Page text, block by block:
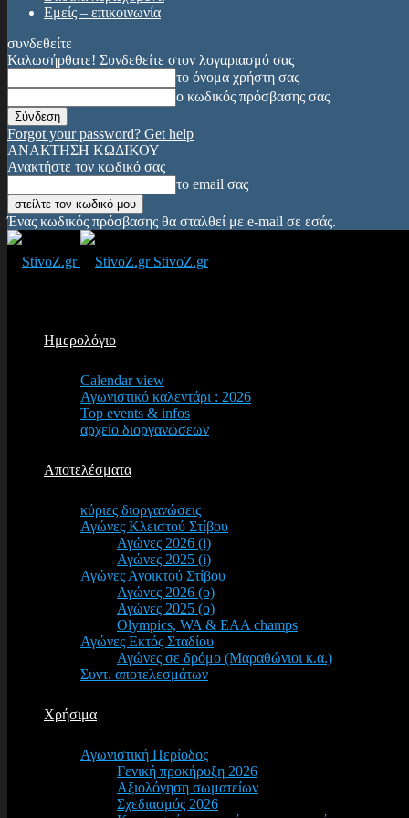
Εμείς – επικοινωνία
συνδεθείτε
Καλωσήρθατε! Συνδεθείτε στον λογαριασμό σας
το όνομα χρήστη σας
ο κωδικός πρόσβασης σας
Forgot your password? Get help
ΑΝΑΚΤΗΣΗ ΚΩΔΙΚΟΥ
Ανακτήστε τον κωδικό σας
το email σας
Ένας κωδικός πρόσβασης θα σταλθεί με e-mail σε εσάς.
StivoZ.gr
Ημερολόγιο
Calendar view
Αγωνιστικό καλεντάρι : 2026
Top events & infos
αρχείο διοργανώσεων
Αποτελέσματα
κύριες διοργανώσεις
Αγώνες Κλειστού Στίβου
Αγώνες 2026 (i)
Αγώνες 2025 (i)
Αγώνες Ανοικτού Στίβου
Αγώνες 2026 (o)
Αγώνες 2025 (o)
Olympics, WA & EAA champs
Αγώνες Εκτός Σταδίου
Αγώνες σε δρόμο (Μαραθώνιοι κ.α.)
Συντ. αποτελεσμάτων
Χρήσιμα
Αγωνιστική Περίοδος
Γενική προκήρυξη 2026
Αξιολόγηση σωματείων
Σχεδιασμός 2026